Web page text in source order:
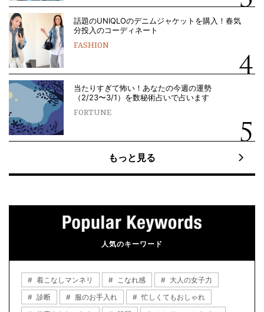
話題のUNIQLOのデニムジャケットを購入！春気
分投入のコーディネート
FASHION
当たりすぎて怖い！あなたの今週の運勢
（2/23〜3/1）を数秘術占いで占います
FORTUNE
もっと見る
人気のキーワード
着こなしマンネリ こなれ感
大人の女子力
診断
服のお手入れ
忙しくてもおしゃれ